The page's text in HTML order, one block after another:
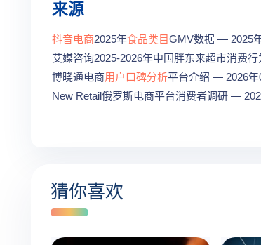
来源
抖音电商2025年食品类目GMV数据 — 2025年
艾媒咨询2025-2026年中国胖东来超市消费
博晓通电商用户口碑分析平台介绍 — 2026年
New Retail俄罗斯电商平台消费者调研 —
猜你喜欢